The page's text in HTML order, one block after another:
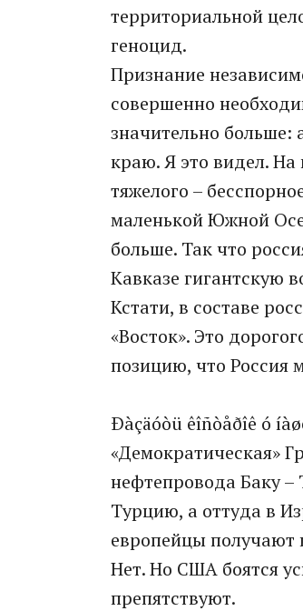
территориальной
геноцид.
Признание
совершенно
значительно больше:
краю. Я это видел.
тяжелого –
маленькой Южной
больше. Так что
Кавказе гигантскую
Кстати, в составе
«Восток». Это
позицию, что Россия
Ðàç­äóòü êîñ­òå­ðîê ó
«Демократическая»
нефтепровода Баку –
Турцию, а оттуда в
европейцы получают
Нет. Но США боятся
препятствуют.